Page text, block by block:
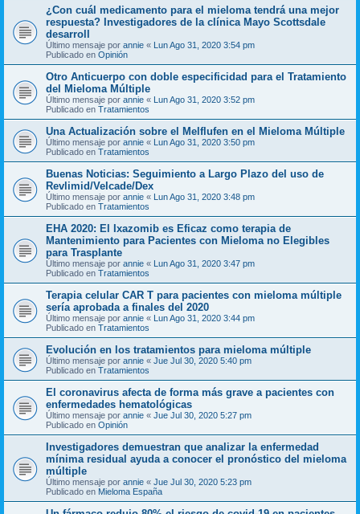
¿Con cuál medicamento para el mieloma tendrá una mejor
respuesta? Investigadores de la clínica Mayo Scottsdale
desarroll
Último mensaje por annie « Lun Ago 31, 2020 3:54 pm
Publicado en Opinión
Otro Anticuerpo con doble especificidad para el Tratamiento
del Mieloma Múltiple
Último mensaje por annie « Lun Ago 31, 2020 3:52 pm
Publicado en Tratamientos
Una Actualización sobre el Melflufen en el Mieloma Múltiple
Último mensaje por annie « Lun Ago 31, 2020 3:50 pm
Publicado en Tratamientos
Buenas Noticias: Seguimiento a Largo Plazo del uso de
Revlimid/Velcade/Dex
Último mensaje por annie « Lun Ago 31, 2020 3:48 pm
Publicado en Tratamientos
EHA 2020: El Ixazomib es Eficaz como terapia de
Mantenimiento para Pacientes con Mieloma no Elegibles
para Trasplante
Último mensaje por annie « Lun Ago 31, 2020 3:47 pm
Publicado en Tratamientos
Terapia celular CAR T para pacientes con mieloma múltiple
sería aprobada a finales del 2020
Último mensaje por annie « Lun Ago 31, 2020 3:44 pm
Publicado en Tratamientos
Evolución en los tratamientos para mieloma múltiple
Último mensaje por annie « Jue Jul 30, 2020 5:40 pm
Publicado en Tratamientos
El coronavirus afecta de forma más grave a pacientes con
enfermedades hematológicas
Último mensaje por annie « Jue Jul 30, 2020 5:27 pm
Publicado en Opinión
Investigadores demuestran que analizar la enfermedad
mínima residual ayuda a conocer el pronóstico del mieloma
múltiple
Último mensaje por annie « Jue Jul 30, 2020 5:23 pm
Publicado en Mieloma España